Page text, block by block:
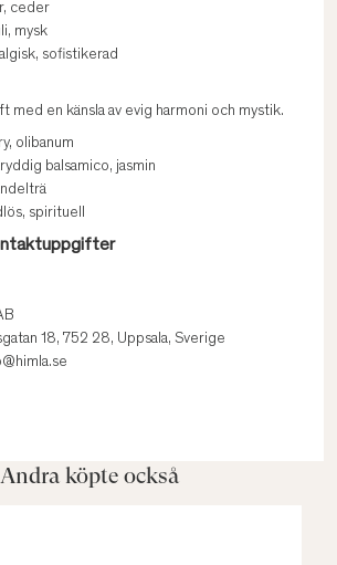
ceder
mysk
sofistikerad
med en känsla av evig harmoni och mystik.
olibanum
balsamico, jasmin
spirituell
18, 752 28, Uppsala, Sverige
Andra köpte också